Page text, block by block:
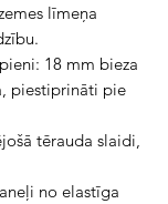
līmeņa
18 mm bieza
piestiprināti pie
tērauda slaidi,
no elastīga